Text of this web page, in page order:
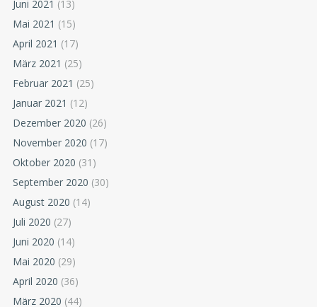
Juni 2021 (13)
Mai 2021 (15)
April 2021 (17)
März 2021 (25)
Februar 2021 (25)
Januar 2021 (12)
Dezember 2020 (26)
November 2020 (17)
Oktober 2020 (31)
September 2020 (30)
August 2020 (14)
Juli 2020 (27)
Juni 2020 (14)
Mai 2020 (29)
April 2020 (36)
März 2020 (44)